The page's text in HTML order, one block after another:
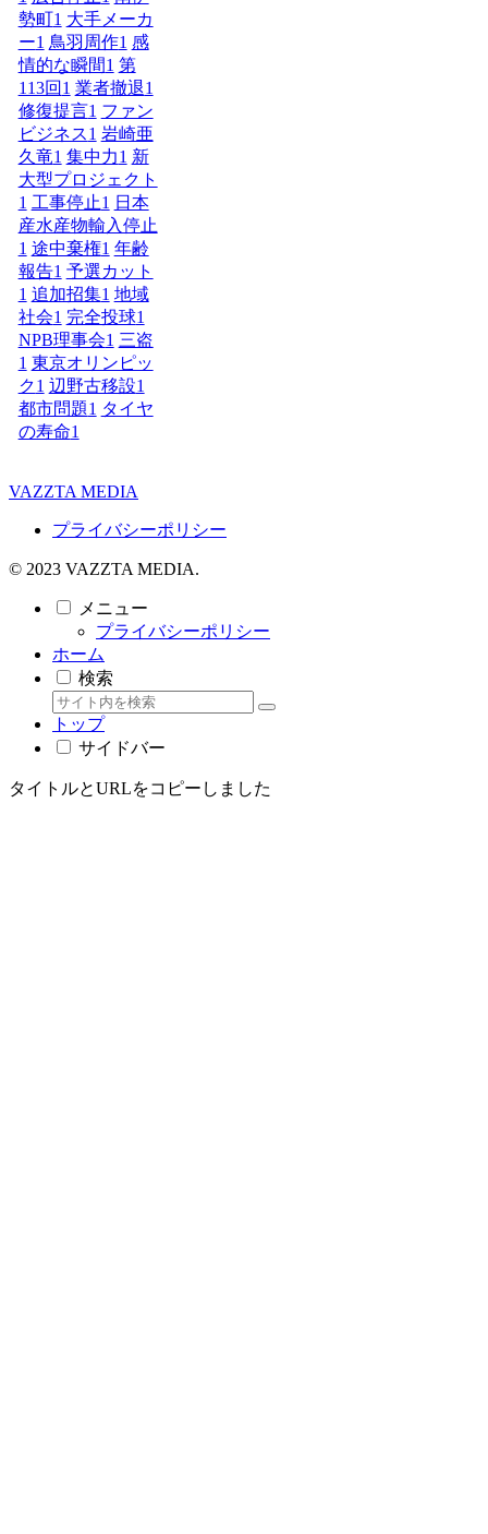
勢町1 大手メーカ
ー1 鳥羽周作1 感
情的な瞬間1 第
113回 1 業者撤退1
修復提言1 ファン
ビジネス1 岩崎亜
久竜1 集中力1 新
大型プロジェクト
1 工事停止1 日本
産水産物輸入停止
1 途中棄権1 年齢
報告1 予選カット
1 追加招集1 地域
社会1 完全投球1
NPB理事会1 三盗
1 東京オリンピッ
ク1 辺野古移設1
都市問題1 タイヤ
の寿命1
VAZZTA MEDIA
プライバシーポリシー
© 2023 VAZZTA MEDIA.
メニュー
プライバシーポリシー
ホーム
検索
トップ
サイドバー
タイトルとURLをコピーしました